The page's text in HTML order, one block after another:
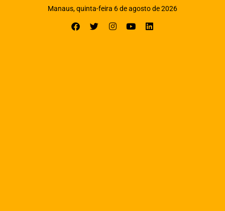
Manaus, quinta-feira 6 de agosto de 2026